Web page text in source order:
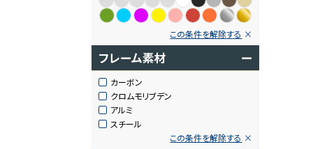
この条件を解除する
フレーム素材 ー
カーボン
クロムモリブデン
アルミ
スチール
この条件を解除する